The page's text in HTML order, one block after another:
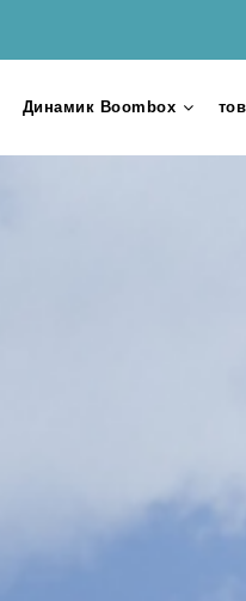
Динамик Boombox